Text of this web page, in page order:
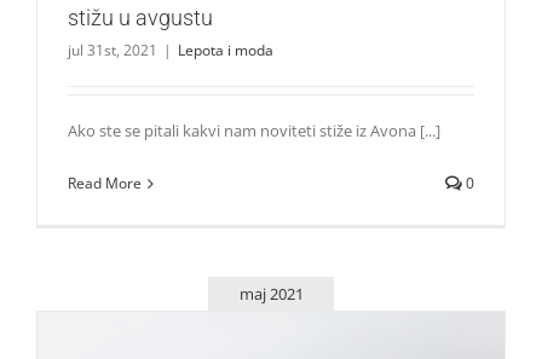
stižu u avgustu
jul 31st, 2021 | Lepota i moda
Ako ste se pitali kakvi nam noviteti stiže iz Avona [...]
Read More 0
maj 2021